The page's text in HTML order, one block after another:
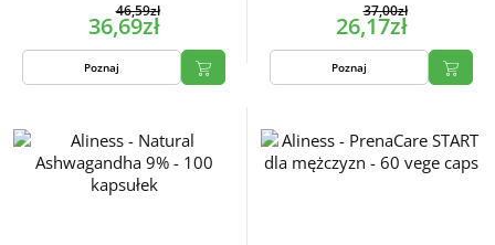
46,59zł
36,69zł
Poznaj
37,00zł
26,17zł
Poznaj